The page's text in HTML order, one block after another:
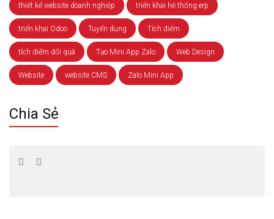
thiết kế website doanh nghiệp triển khai hệ thống erp
triển khai Odoo Tuyển dụng Tích điểm
tích điểm đổi quà Tạo Mini App Zalo Web Design
Website website CMS Zalo Mini App
Chia Sẻ